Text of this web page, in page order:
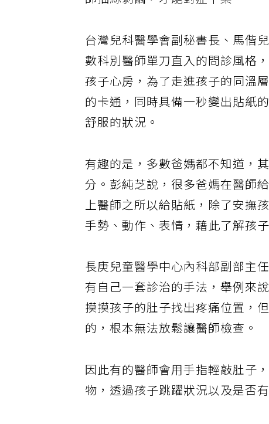
台灣兒科醫學會副秘書長、馬偕
數科別醫師單刀直入的問診風格
孩子心房，為了走進孩子的同溫
的卡通，同時具備一秒變出貼紙
舒服的狀況。
有趣的是，多數爸媽都不知道，
分。彭純芝說，很多爸媽在醫師
上醫師之所以給貼紙，除了安撫
手勢、動作、表情，藉此了解孩
長庚兒童醫學中心內科部副部主
有自己一套診治的手法，舉例來
摸摸孩子的肚子找出疼痛位置，
的，根本無法放鬆讓醫師檢查。
因此有的醫師會用手指輕敲肚子
物，透過孩子跳躍狀況以及是否